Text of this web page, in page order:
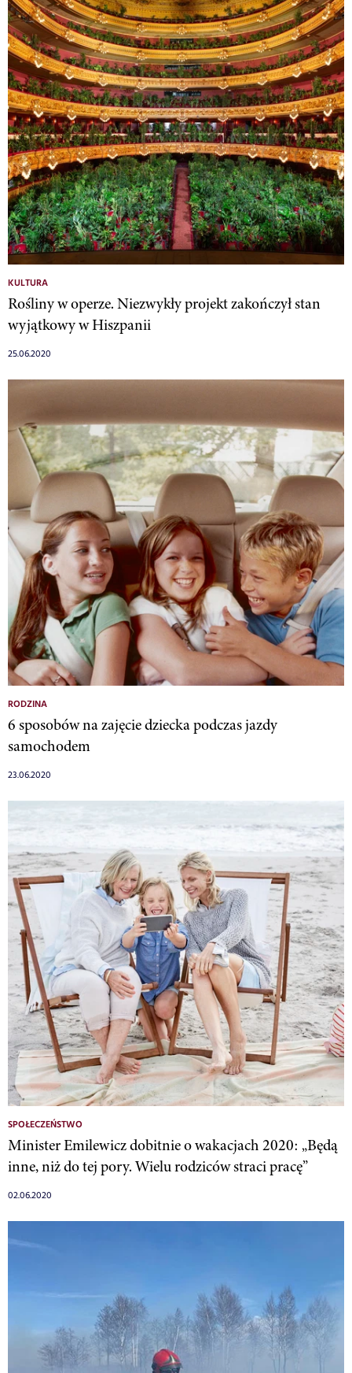
KULTURA
Rośliny w operze. Niezwykły projekt zakończył stan
wyjątkowy w Hiszpanii
25.06.2020
RODZINA
6 sposobów na zajęcie dziecka podczas jazdy
samochodem
23.06.2020
SPOŁECZEŃSTWO
Minister Emilewicz dobitnie o wakacjach 2020: „Będą
inne, niż do tej pory. Wielu rodziców straci pracę”
02.06.2020